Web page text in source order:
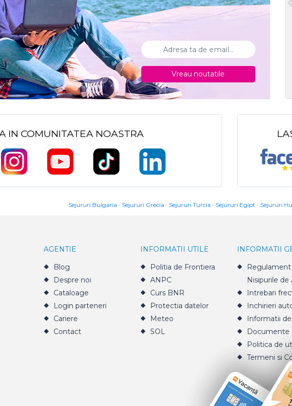
Vreau noutatile
IN COMUNITATEA NOASTRA
Sejururi Bulgaria Sejururi Grecia Sejururi Turcia Sejururi Egipt Sejururi
AGENTIE
Blog
Despre noi
Cataloage
Login parteneri
Cariere
Contact
INFORMATII UTILE
Politia de Frontiera
ANPC
Curs BNR
Protectia datelor
Meteo
SOL
INFORMATII
Regulament
Nisipurile de
Intrebari
Inchirieri
Informatii
Documente
Politica de
Termeni si